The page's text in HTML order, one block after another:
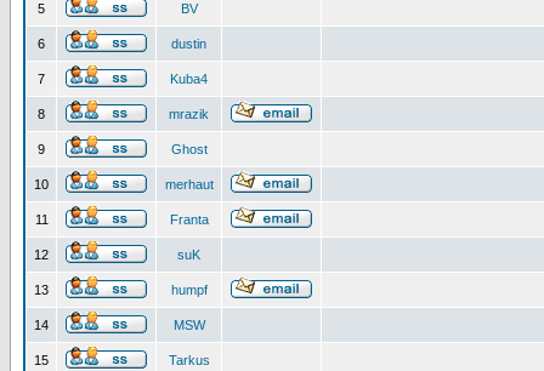
5 BV
6 dustin
7 Kuba4
8 mrazik
9 Ghost
10 merhaut
11 Franta
12 suK
13 humpf
14 MSW
15 Tarkus